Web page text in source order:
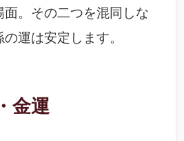
面。その二つを混同しな
運は安定します。
金運